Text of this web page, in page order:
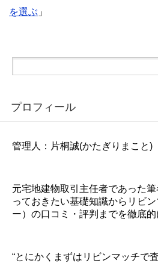
を選ぶ 」
プロフィール
管理人：片桐誠(かたぎりまこと)
元宅地建物取引主任者であった
っておきたい基礎知識からリビ
ー）の口コミ・評判までを徹底的
“とにかくまずはリビンマッチで